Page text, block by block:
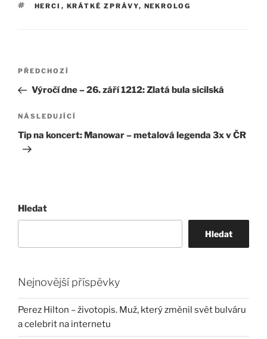
ŠTÍTKY
HERCI , KRÁTKÉ ZPRÁVY, NEKROLOG
Navigace
příspěvek
Předchozí
příspěvek
PŘEDCHOZÍ
Výročí dne – 26. září 1212: Zlatá bula sicilská
Následující
příspěvek
NÁSLEDUJÍCÍ
Tip na koncert: Manowar – metalová legenda 3x v ČR
Hledat
Hledat
Nejnovější příspěvky
Perez Hilton – životopis. Muž, který změnil svět bulváru
a celebrit na internetu